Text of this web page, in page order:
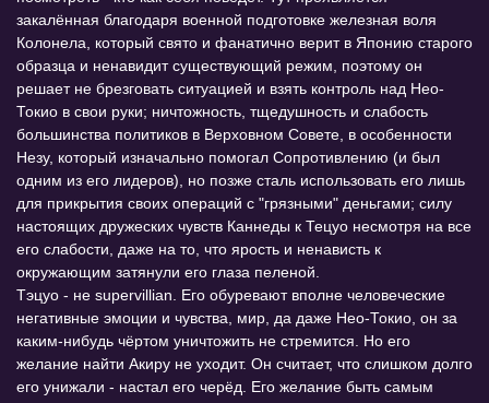
закалённая благодаря военной подготовке железная воля
Колонела, который свято и фанатично верит в Японию старого
образца и ненавидит существующий режим, поэтому он
решает не брезговать ситуацией и взять контроль над Нео-
Токио в свои руки; ничтожность, тщедушность и слабость
большинства политиков в Верховном Совете, в особенности
Незу, который изначально помогал Сопротивлению (и был
одним из его лидеров), но позже сталь использовать его лишь
для прикрытия своих операций с "грязными" деньгами; силу
настоящих дружеских чувств Каннеды к Тецуо несмотря на все
его слабости, даже на то, что ярость и ненависть к
окружающим затянули его глаза пеленой.
Тэцуо - не supervillian. Его обуревают вполне человеческие
негативные эмоции и чувства, мир, да даже Нео-Токио, он за
каким-нибудь чёртом уничтожить не стремится. Но его
желание найти Акиру не уходит. Он считает, что слишком долго
его унижали - настал его черёд. Его желание быть самым